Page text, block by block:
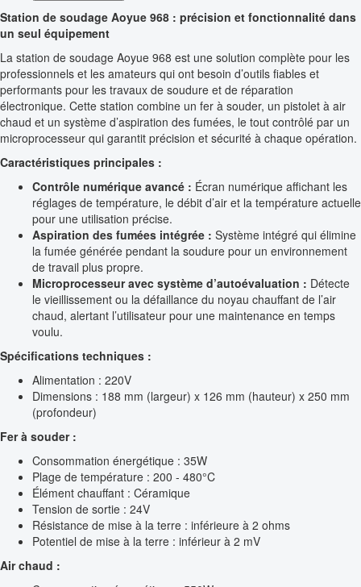
Station de soudage Aoyue 968 : précision et fonctionnalité dans
un seul équipement
La station de soudage Aoyue 968 est une solution complète pour les
professionnels et les amateurs qui ont besoin d’outils fiables et
performants pour les travaux de soudure et de réparation
électronique. Cette station combine un fer à souder, un pistolet à air
chaud et un système d’aspiration des fumées, le tout contrôlé par un
microprocesseur qui garantit précision et sécurité à chaque opération.
Caractéristiques principales :
Contrôle numérique avancé : Écran numérique affichant les
réglages de température, le débit d’air et la température actuelle
pour une utilisation précise.
Aspiration des fumées intégrée : Système intégré qui élimine
la fumée générée pendant la soudure pour un environnement
de travail plus propre.
Microprocesseur avec système d’autoévaluation : Détecte
le vieillissement ou la défaillance du noyau chauffant de l’air
chaud, alertant l’utilisateur pour une maintenance en temps
voulu.
Spécifications techniques :
Alimentation : 220V
Dimensions : 188 mm (largeur) x 126 mm (hauteur) x 250 mm
(profondeur)
Fer à souder :
Consommation énergétique : 35W
Plage de température : 200 - 480°C
Élément chauffant : Céramique
Tension de sortie : 24V
Résistance de mise à la terre : inférieure à 2 ohms
Potentiel de mise à la terre : inférieur à 2 mV
Air chaud :